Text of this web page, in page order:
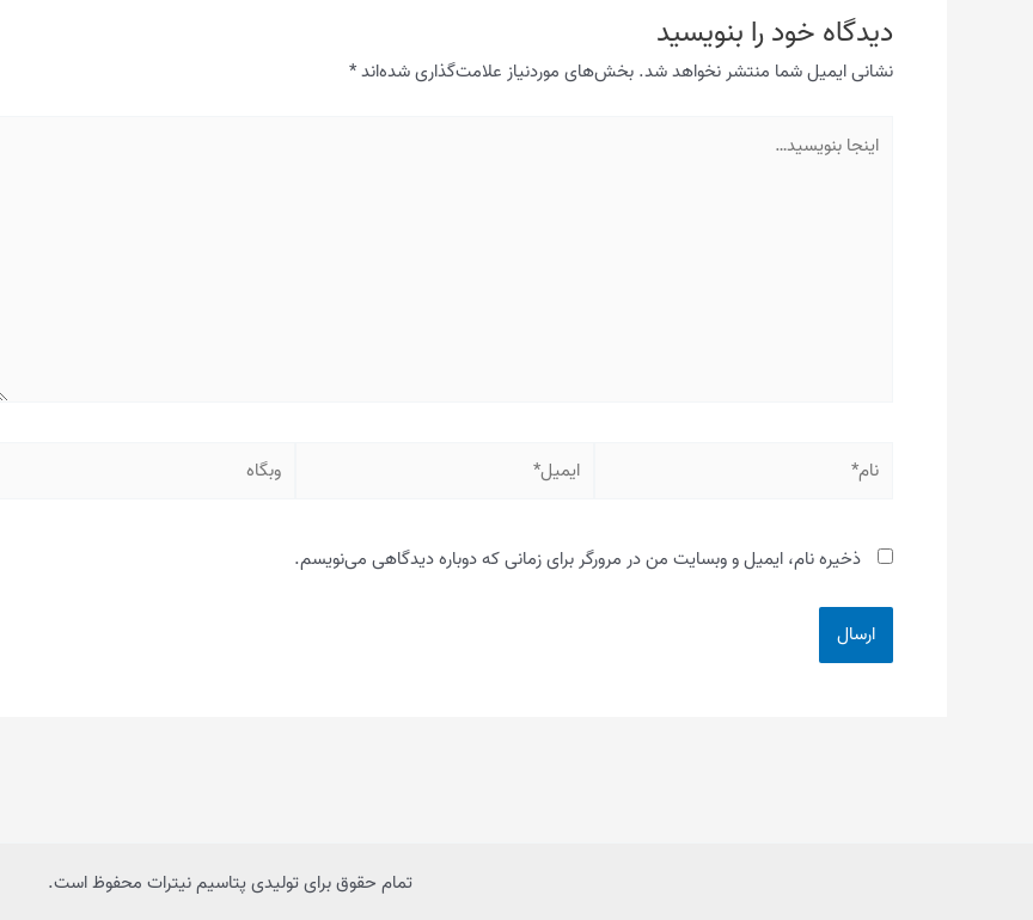
دیدگاه‌ خود را بنویسید
نشانی ایمیل شما منتشر نخواهد شد. بخش‌های موردنیاز علامت‌گذاری شده‌اند*
بنویسید…
نام* ایمیل* وبگاه
ذخیره نام، ایمیل و وبسایت من در مرورگر برای زمانی که دوباره دیدگاهی می‌نویسم.
تمام حقوق برای تولیدی پتاسیم نیترات محفوظ است.